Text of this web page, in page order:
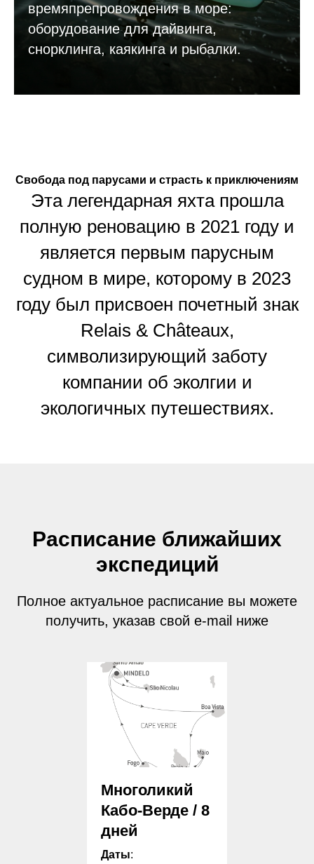
времяпрепровождения в море:
оборудование для дайвинга,
снорклинга, каякинга и рыбалки.
Свобода под парусами и страсть к приключениям
Эта легендарная яхта прошла
полную реновацию в 2021 году и
является первым парусным
судном в мире, которому в 2023
году был присвоен почетный знак
Relais & Châteaux,
символизирующий заботу
компании об эколгии и
экологичных путешествиях.
Расписание ближайших
экспедиций
Полное актуальное расписание вы можете
получить, указав свой e-mail ниже
Многоликий
Кабо-Верде / 8
дней
Даты: